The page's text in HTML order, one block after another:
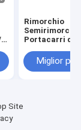
Rimorchio
Portacarri da
Trasporto
di Automobili
Miglior
Site